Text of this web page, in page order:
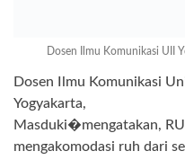
Dosen Ilmu Komunikasi UII
Dosen Ilmu Komunikasi
Yogyakarta,
Masduki�mengatakan,
mengakomodasi ruh dari